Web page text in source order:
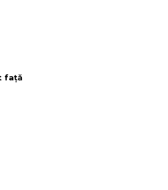
față